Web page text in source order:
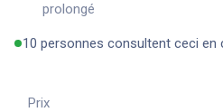
prolongé
10 personnes consultent ceci en
Prix